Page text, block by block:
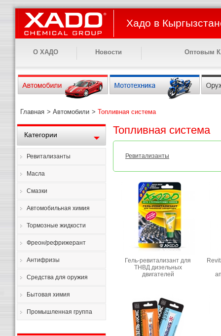
Хадо в
О ХАДО Новости Оптовым
Главная > Автомобили > Топливная система
Категории
Ревитализанты
Масла
Смазки
Автомобильная химия
Тормозные жидкости
Фреон/рефрижерант
Антифризы
Средства для оружия
Бытовая химия
Промышленная группа
Топливная система
Ревитализанты
Гель-ревитализант для
ТНВД дизельных
двигателей